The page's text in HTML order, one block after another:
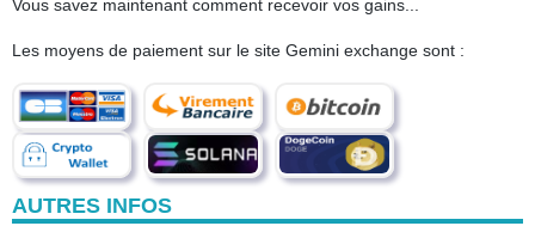
Vous savez maintenant comment recevoir vos gains...
Les moyens de paiement sur le site Gemini exchange sont :
AUTRES INFOS